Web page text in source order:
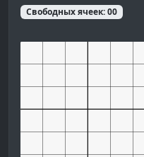
Свободных ячеек:00